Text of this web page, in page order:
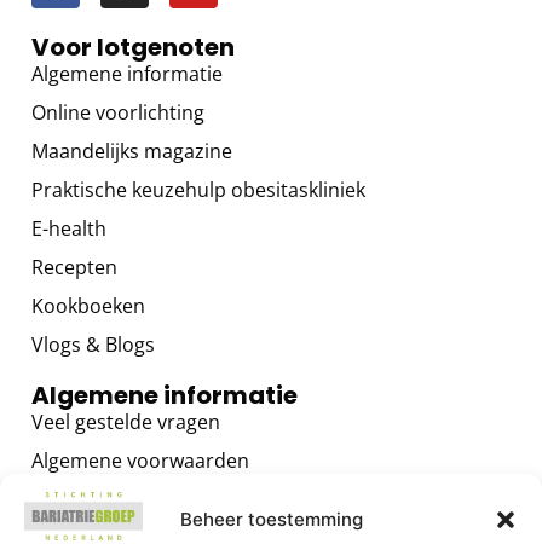
Beheer toestemming
Voor lotgenoten
Algemene informatie
Online voorlichting
Maandelijks magazine
Praktische keuzehulp obesitaskliniek
E-health
Recepten
Kookboeken
Vlogs & Blogs
Algemene informatie
Veel gestelde vragen
Algemene voorwaarden
Privacybeleid
Contact